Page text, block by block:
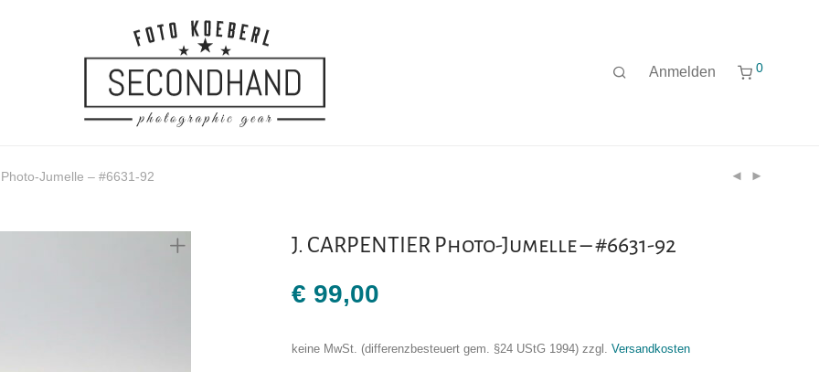
Anmelden 0
Jumelle – #6631-92
J. CARPENTIER Photo-Jumelle – #6631-92
€ 99,00
keine MwSt. (differenzbesteuert gem. §24 UStG 1994) zzgl. Versandkosten